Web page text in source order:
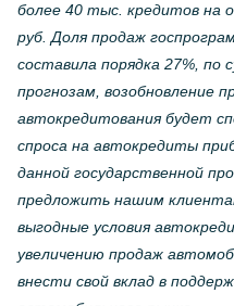
более 40 тыс. кредитов на
руб. Доля продаж
составила порядка 27%, по
прогнозам, возобновление
автокредитования будет
спроса на автокредиты
данной государственной
предложить нашим
выгодные условия
увеличению продаж
внести свой вклад в